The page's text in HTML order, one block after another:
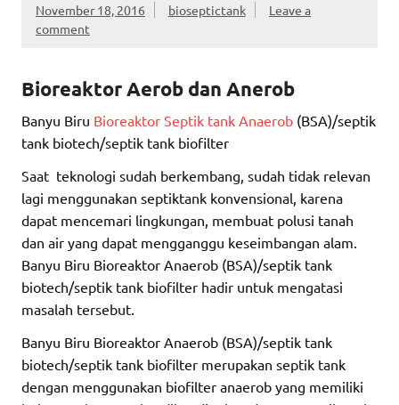
November 18, 2016 bioseptictank
Leave a
comment
BioreaktorAerob dan Anerob
Banyu Biru Bioreaktor Septik tank Anaerob (BSA)/septik
tank biotech/septik tank biofilter
Saat teknologi sudah berkembang, sudah tidak relevan
lagi menggunakan septiktank konvensional, karena
dapat mencemari lingkungan, membuat polusi tanah
dan air yang dapat mengganggu keseimbangan alam.
Banyu Biru Bioreaktor Anaerob (BSA)/septik tank
biotech/septik tank biofilter hadir untuk mengatasi
masalah tersebut.
Banyu Biru Bioreaktor Anaerob (BSA)/septik tank
biotech/septik tank biofilter merupakan septik tank
dengan menggunakan biofilter anaerob yang memiliki